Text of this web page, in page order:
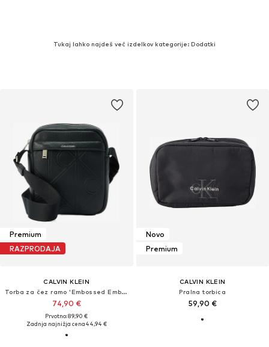
Tukaj lahko najdeš več izdelkov kategorije: Dodatki
Premium
RAZPRODAJA
CALVIN KLEIN
Torba za čez ramo 'Embossed Emblem Logo'
74,90 €
Prvotno: 89,90 €
Zadnja najnižja cena44,94 €
Novo
Premium
CALVIN KLEIN
Pralna torbica
59,90 €